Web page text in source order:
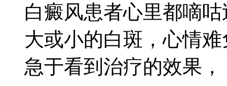
白癜风患者心里都嘀
大或小的白斑，心情
急于看到治疗的效果，